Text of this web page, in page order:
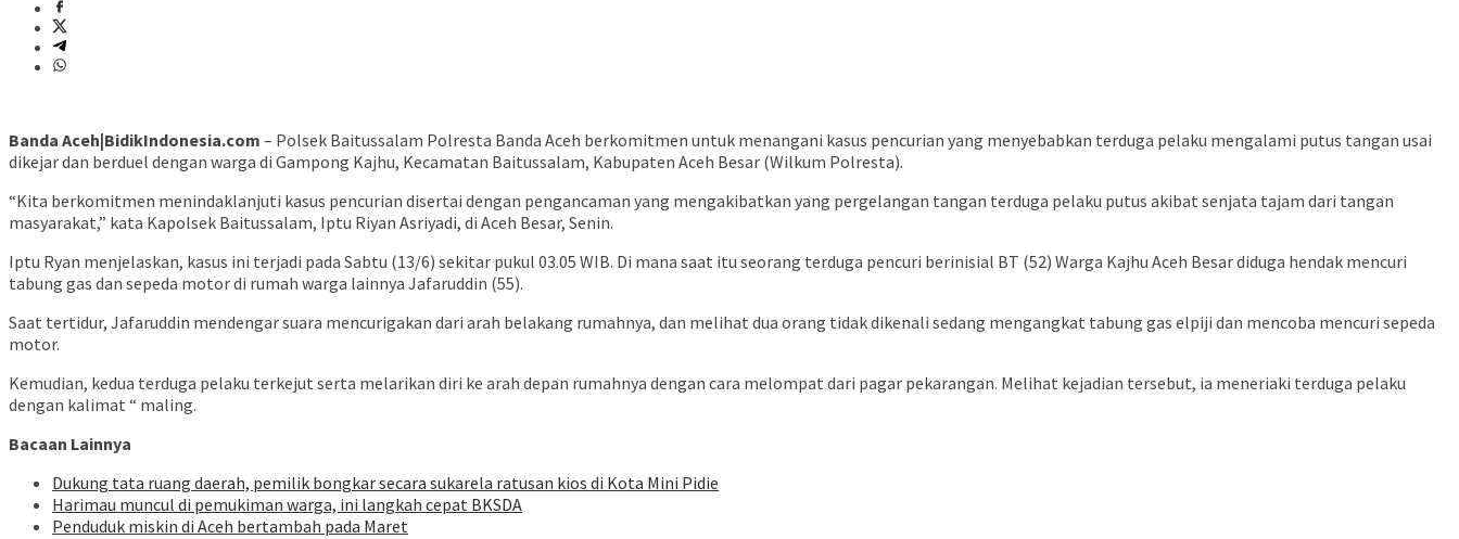
Banda Aceh|BidikIndonesia.com – Polsek Baitussalam Polresta Banda Aceh berkomitmen untuk menangani kasus pencurian yang menyebabkan terduga pelaku mengalami putus tangan usai
dikejar dan berduel dengan warga di Gampong Kajhu, Kecamatan Baitussalam, Kabupaten Aceh Besar (Wilkum Polresta).
“Kita berkomitmen menindaklanjuti kasus pencurian disertai dengan pengancaman yang mengakibatkan yang pergelangan tangan terduga pelaku putus akibat senjata tajam dari tangan
masyarakat,” kata Kapolsek Baitussalam, Iptu Riyan Asriyadi, di Aceh Besar, Senin.
Iptu Ryan menjelaskan, kasus ini terjadi pada Sabtu (13/6) sekitar pukul 03.05 WIB. Di mana saat itu seorang terduga pencuri berinisial BT (52) Warga Kajhu Aceh Besar diduga hendak mencuri
tabung gas dan sepeda motor di rumah warga lainnya Jafaruddin (55).
Saat tertidur, Jafaruddin mendengar suara mencurigakan dari arah belakang rumahnya, dan melihat dua orang tidak dikenali sedang mengangkat tabung gas elpiji dan mencoba mencuri sepeda
motor.
Kemudian, kedua terduga pelaku terkejut serta melarikan diri ke arah depan rumahnya dengan cara melompat dari pagar pekarangan. Melihat kejadian tersebut, ia meneriaki terduga pelaku
dengan kalimat “ maling.
Bacaan Lainnya
Dukung tata ruang daerah, pemilik bongkar secara sukarela ratusan kios di Kota Mini Pidie
Harimau muncul di pemukiman warga, ini langkah cepat BKSDA
Penduduk miskin di Aceh bertambah pada Maret